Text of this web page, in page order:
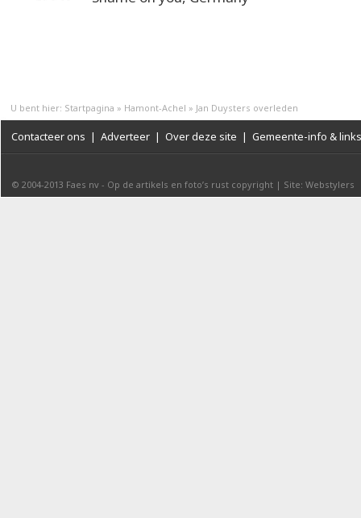
U bent hier: Startpagina » Hamont-Achel » Jan Duysters overleden
Contacteer ons | Adverteer | Over deze site | Gemeente-info & links
© 2004-2013 Faes nv - Op de artikels en foto’s rust copyright | Site: Webstylers